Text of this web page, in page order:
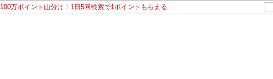
100万ポイント山分け！1日5回検索で1ポイントもらえる